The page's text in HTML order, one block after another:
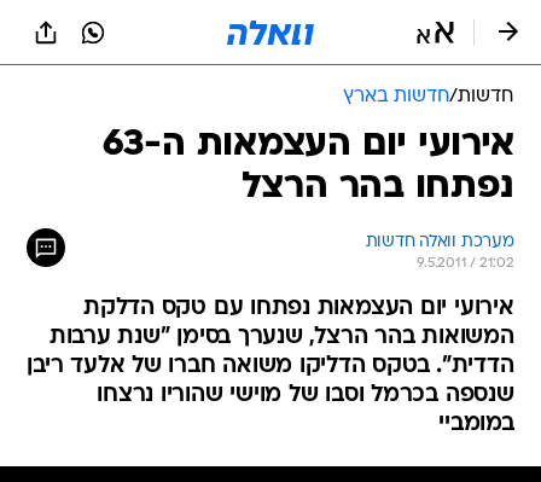
חדשות/חדשות בארץ
אירועי יום העצמאות ה-63
נפתחו בהר הרצל
מערכת וואלה חדשות
9.5.2011 / 21:02
אירועי יום העצמאות נפתחו עם טקס הדלקת
המשואות בהר הרצל, שנערך בסימן "שנת ערבות
הדדית". בטקס הדליקו משואה חברו של אלעד ריבן
שנספה בכרמל וסבו של מוישי שהוריו נרצחו
במומביי